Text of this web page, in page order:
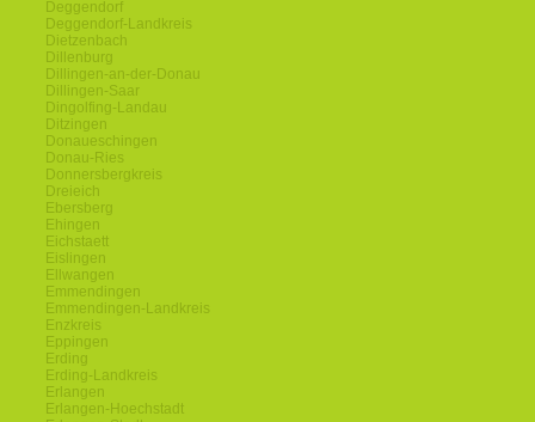
Deggendorf
Deggendorf-Landkreis
Dietzenbach
Dillenburg
Dillingen-an-der-Donau
Dillingen-Saar
Dingolfing-Landau
Ditzingen
Donaueschingen
Donau-Ries
Donnersbergkreis
Dreieich
Ebersberg
Ehingen
Eichstaett
Eislingen
Ellwangen
Emmendingen
Emmendingen-Landkreis
Enzkreis
Eppingen
Erding
Erding-Landkreis
Erlangen
Erlangen-Hoechstadt